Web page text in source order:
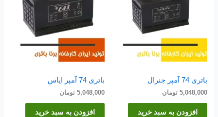
باتری 74 آمپر جنرال
5,048,000 تومان
افزودن به سبد خرید
باتری 74 آمپر ایاس
5,048,000 تومان
افزودن به سبد خرید